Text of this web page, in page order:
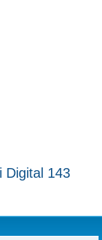
Digital 143